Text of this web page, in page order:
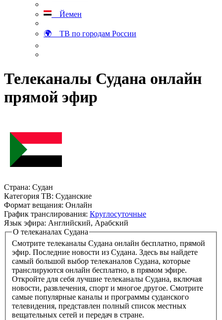
Йемен
🌍 ТВ по городам России
Телеканалы Судана онлайн
прямой эфир
Страна: Судан
Категория ТВ: Суданские
Формат вещания: Онлайн
График транслирования: Круглосуточные
Язык эфира: Английский, Арабский
О телеканалах Судана
Смотрите телеканалы Судана онлайн бесплатно, прямой
эфир. Последние новости из Судана. Здесь вы найдете
самый большой выбор телеканалов Судана, которые
транслируются онлайн бесплатно, в прямом эфире.
Откройте для себя лучшие телеканалы Судана, включая
новости, развлечения, спорт и многое другое. Смотрите
самые популярные каналы и программы суданского
телевидения, представлен полный список местных
вещательных сетей и передач в стране.